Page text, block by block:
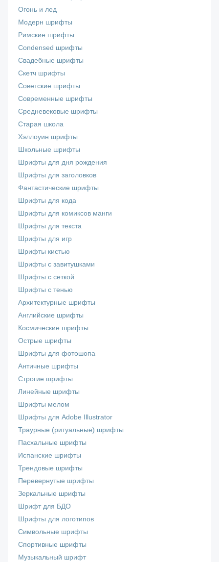
Огонь и лед
Модерн шрифты
Римские шрифты
Сondensed шрифты
Свадебные шрифты
Скетч шрифты
Советские шрифты
Современные шрифты
Средневековые шрифты
Старая школа
Хэллоуин шрифты
Школьные шрифты
Шрифты для дня рождения
Шрифты для заголовков
Фантастические шрифты
Шрифты для кода
Шрифты для комиксов манги
Шрифты для текста
Шрифты для игр
Шрифты кистью
Шрифты с завитушками
Шрифты с сеткой
Шрифты с тенью
Архитектурные шрифты
Английские шрифты
Космические шрифты
Острые шрифты
Шрифты для фотошопа
Античные шрифты
Строгие шрифты
Линейные шрифты
Шрифты мелом
Шрифты для Adobe Illustrator
Траурные (ритуальные) шрифты
Пасхальные шрифты
Испанские шрифты
Трендовые шрифты
Перевернутые шрифты
Зеркальные шрифты
Шрифт для БДО
Шрифты для логотипов
Символьные шрифты
Спортивные шрифты
Музыкальный шрифт